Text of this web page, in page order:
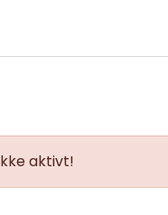
aktivt!